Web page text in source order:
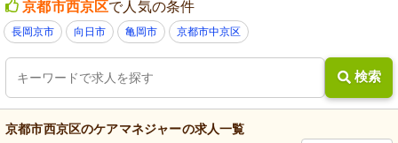
京都市西京区で人気の条件
長岡京市 向日市 亀岡市 京都市中京区
検索
京都市西京区のケアマネジャーの求人一覧